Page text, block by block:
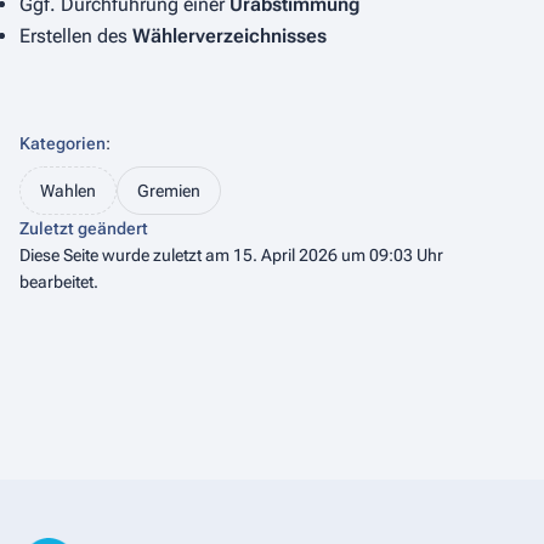
Erstellen des Wählerverzeichnisses
Kategorien:
Wahlen
Gremien
Zuletzt geändert
Diese Seite wurde zuletzt am 15. April 2026 um 09:03 Uhr
bearbeitet.